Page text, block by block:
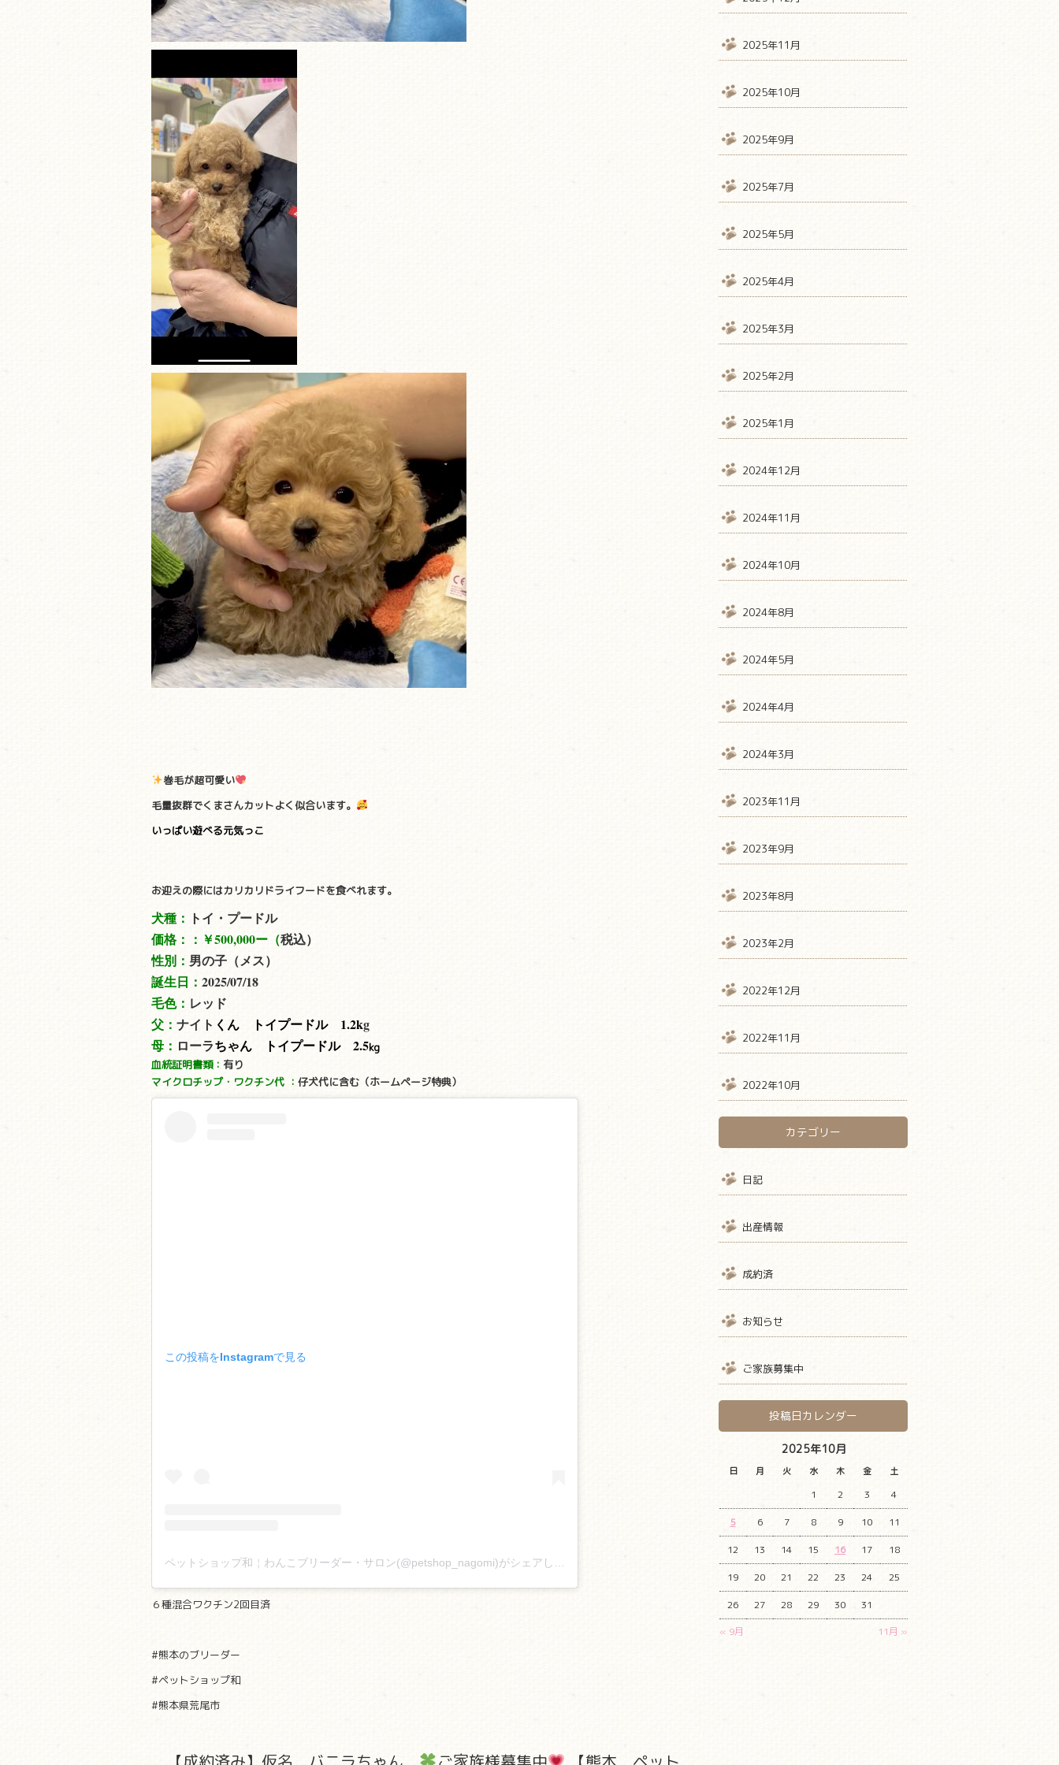
巻毛が超可愛い
毛量抜群でくまさんカットよく似合います。
いっぱい遊べる元気っこ
お迎えの際にはカリカリドライフードを食べれます。
犬種： トイ・プードル
価格：： ￥500,000ー（税込）
性別： 男の子（メス）
誕生日： 2025/07/18
毛色： レッド
父： ナイト くん トイプードル 1.2kg
母： ローラちゃん トイプードル 2.5kg
血統証明書類： 有り
マイクロチップ・ワクチン代 ： 仔犬代に含む（ホームページ特典）
この投稿をInstagramで見る
６種混合ワクチン2回目済
#熊本のブリーダー
#ペットショップ和
#熊本県荒尾市
2025年11月
2025年10月
2025年9月
2025年7月
2025年5月
2025年4月
2025年3月
2025年2月
2025年1月
2024年12月
2024年11月
2024年10月
2024年8月
2024年5月
2024年4月
2024年3月
2023年11月
2023年9月
2023年8月
2023年2月
2022年12月
2022年11月
2022年10月
カテゴリー
日記
出産情報
成約済
お知らせ
ご家族募集中
投稿日カレンダー
2025年10月
日 月 火 水 木 金 土
« 9月 11月 »
1 2 3 4
5 6 7 8 9 10 11
12 13 14 15 16 17 18
19 20 21 22 23 24 25
26 27 28 29 30 31